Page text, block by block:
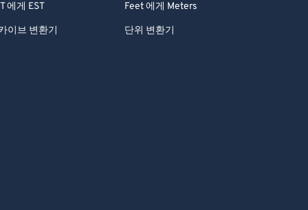
에게 EST
이브 변환기
Feet 에게 Meters
단위 변환기